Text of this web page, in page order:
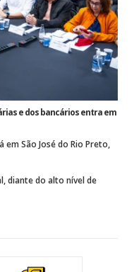
e dos bancários entra em
São José do Rio Preto,
diante do alto nível de